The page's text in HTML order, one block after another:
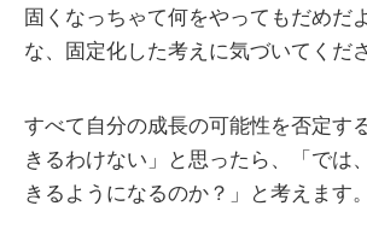
固くなっちゃて何をやってもだめだ
な、固定化した考えに気づいてくだ
すべて自分の成長の可能性を否定す
きるわけない」と思ったら、「では
きるようになるのか？」と考えます。